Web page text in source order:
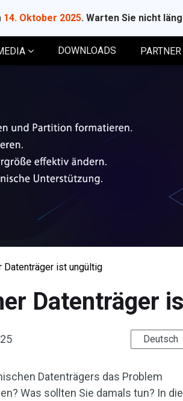
14. Oktober 2025. Warten Sie nicht
DOWNLOADS PARTNER
Datenträger ist ungültig
Datenträger
Deutsch
Datenträgers das Problem
Was sollten Sie damals tun? In